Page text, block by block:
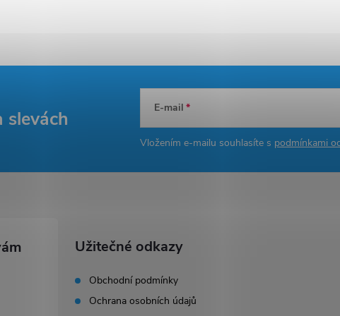
slevách E-mail
Vložením e-mailu souhlasíte s podmínkami
Užitečné odkazy
Obchodní podmínky
Ochrana osobních údajů